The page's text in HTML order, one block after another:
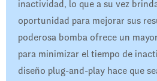
inactividad, lo que a su vez
oportunidad para mejorar sus
poderosa bomba ofrece un
para minimizar el tiempo de
diseño plug-and-play hace que